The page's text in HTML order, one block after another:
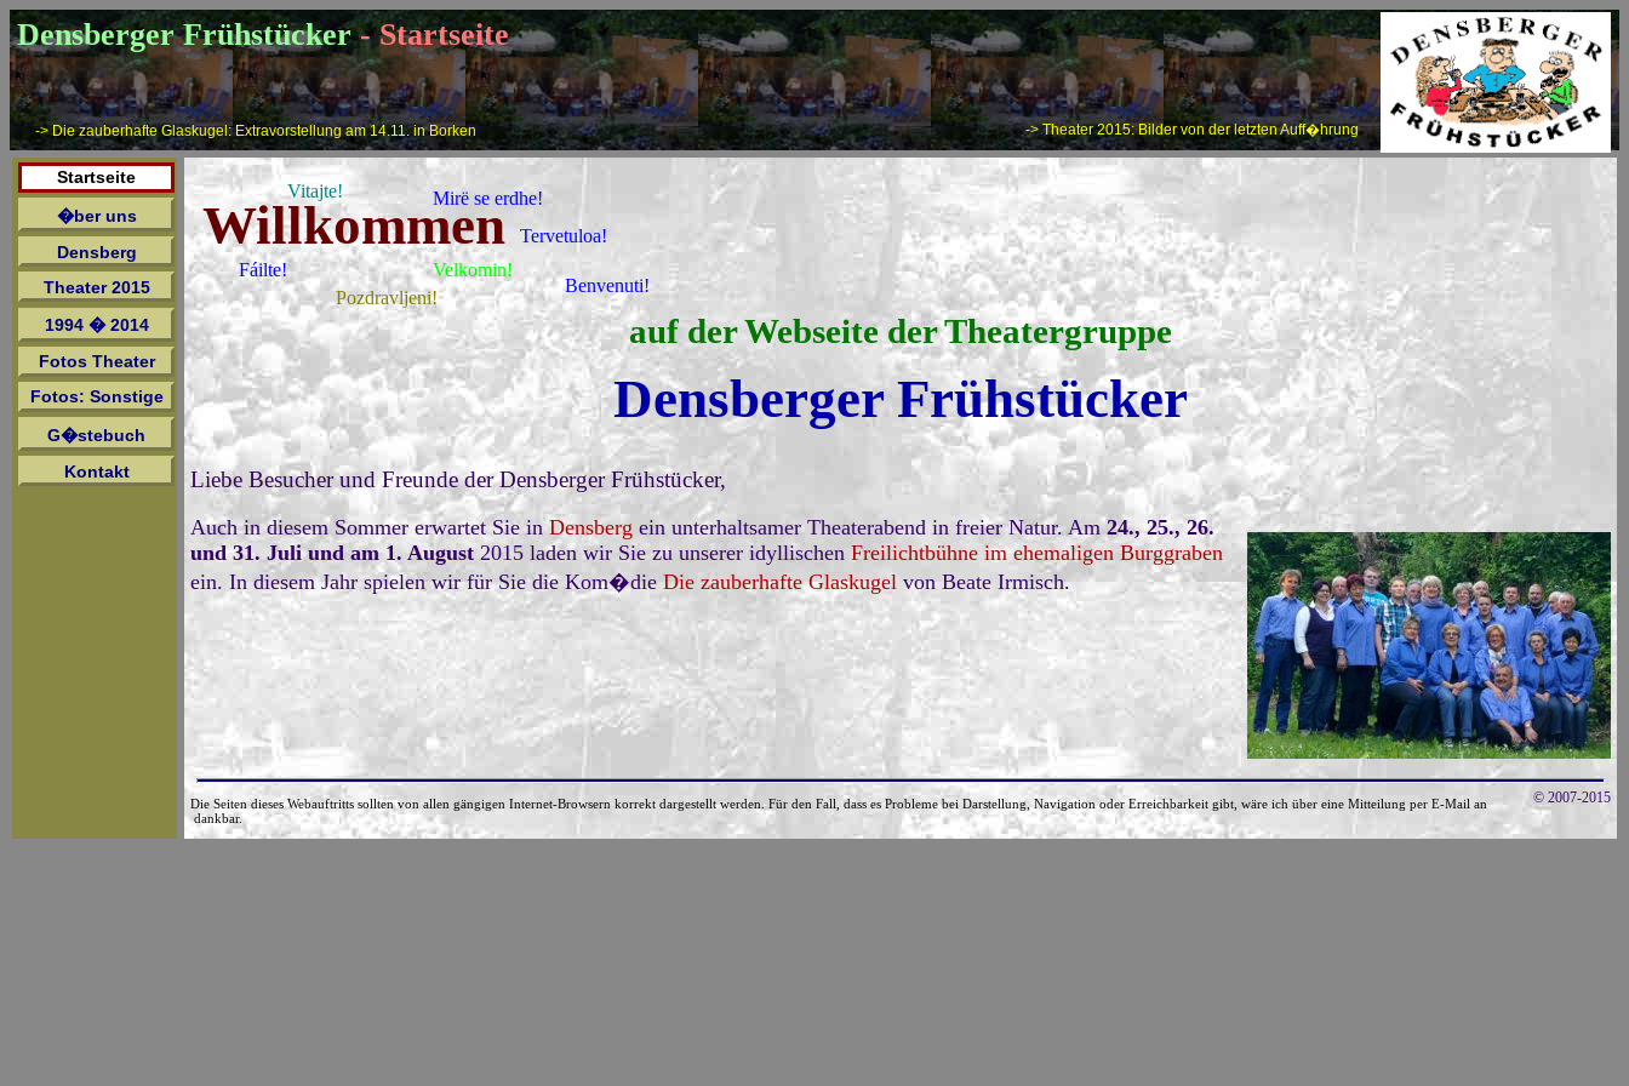
Densberger Frühstücker- Startseite
-> Die zauberhafte Glaskugel: Extravorstellung am 14.11. in Borken -> Theater 2015: Bilder von der letzten Auff�hrung
Startseite
�ber uns
Densberg
Theater 2015
1994 � 2014
Fotos Theater
Fotos: Sonstige
G�stebuch
Kontakt
Willkommen
Mirë se erdhe!
Tervetuloa!
Velkomin!
Pozdravljeni!
Vitajte!
Fáilte!
Benvenuti!
auf der Webseite der Theatergruppe
Densberger Frühstücker
Liebe Besucher und Freunde der Densberger Frühstücker,
Auch in diesem Sommer erwartet Sie in Densberg ein unterhaltsamer Theaterabend in freier Natur. Am24., 25., 26.
und 31. Juli und am 1. August 2015 laden wir Sie zu unserer idyllischen Freilichtbühne im ehemaligen Burggraben
ein. In diesem Jahr spielen wir für Sie die Kom�die Die zauberhafte Glaskugel von Beate Irmisch.
© 2007-2015
Die Seiten dieses Webauftritts sollten von allen gängigen Internet-Browsern korrekt dargestellt werden. Für den Fall, dass es Probleme bei Darstellung, Navigation oder Erreichbarkeit gibt, wäre ich über eine Mitteilung per E-Mail an
dankbar.